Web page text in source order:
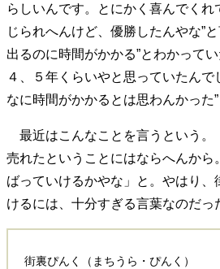
らしいんです。とにかく喜んでくれ
じられへんけど、優勝したんやな”
出るのに時間がかかる”とわかって
４、５年くらいやと思っていたん
なに時間がかかるとは思わんかった
最近はこんなことを言うという。
売れたということにはならへんから
ばっていけるかやな」と。やはり
けるには、十分すぎる言葉なのだっ
街裏ぴんく（まちうら・ぴんく）